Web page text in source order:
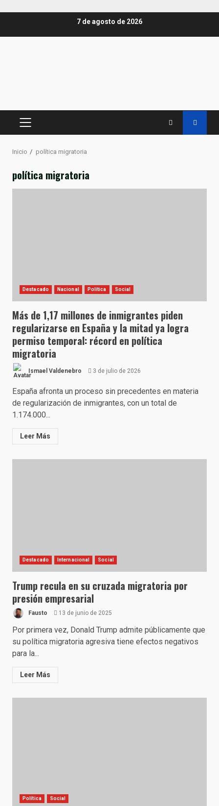
7 de agosto de 2026
MENÚ
Inicio política migratoria
política migratoria
Destacado Nacional Política Social
Más de 1,17 millones de inmigrantes piden
regularizarse en España y la mitad ya logra
permiso temporal: récord en política
migratoria
Ismael Valdenebro 3 de julio de 2026
España afronta un proceso sin precedentes en materia
de regularización de inmigrantes, con un total de
1.174.000...
Leer Más
Destacado Internacional Social
Trump recula en su cruzada migratoria por
presión empresarial
Fausto 13 de junio de 2025
Por primera vez, Donald Trump admite públicamente que
su política migratoria agresiva tiene efectos negativos
para la...
Leer Más
Política Social